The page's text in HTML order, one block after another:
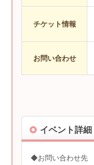
チケット情報
お問い合わせ
イベント詳細
◆お問い合わせ先